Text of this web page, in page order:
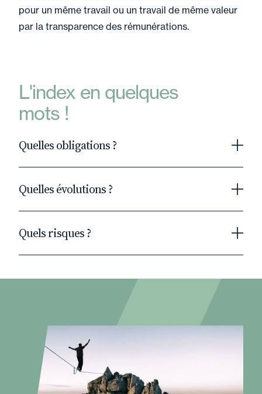
pour un même travail ou un travail de même valeur
par la transparence des rémunérations.
L'index en quelques
mots !
Quelles obligations ?
de 50 et 250 salariés : il convient de publier le
score de l’Index, et de verser le détail des
de plus de 250 salariés (y compris celles ayant
déjà procédé à la publication de leur index en
obligations relatives à l’Index de l’égalité
professionnelle à travers les mesures
suivantes :
La publication, par les services du ministère
Quelles évolutions ?
Quels salariés prendre en compte, au regard
de leur statut et de leurs absences ?
Quelles primes intégrer dans le calcul des
des hommes ?
Quels risques ?
(jusqu’à 1% de la masse salariale annuelle),
la « marque employeur »